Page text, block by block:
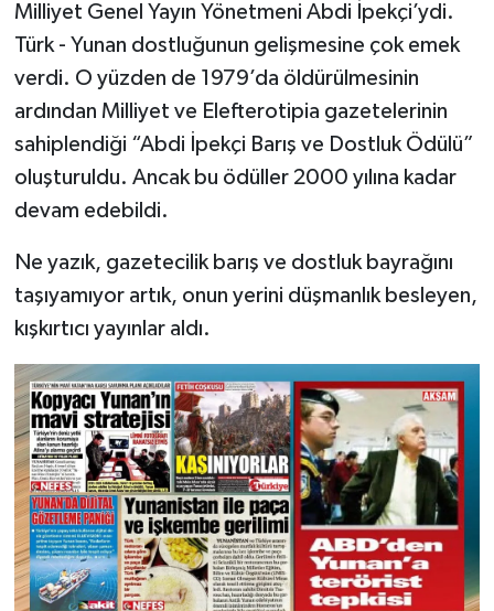
Milliyet Genel Yayın Yönetmeni Abdi İpekçi’ydi.
Türk - Yunan dostluğunun gelişmesine çok emek
verdi. O yüzden de 1979’da öldürülmesinin
ardından Milliyet ve Elefterotipia gazetelerinin
sahiplendiği “Abdi İpekçi Barış ve Dostluk Ödülü”
oluşturuldu. Ancak bu ödüller 2000 yılına kadar
devam edebildi.
Ne yazık, gazetecilik barış ve dostluk bayrağını
taşıyamıyor artık, onun yerini düşmanlık besleyen,
kışkırtıcı yayınlar aldı.